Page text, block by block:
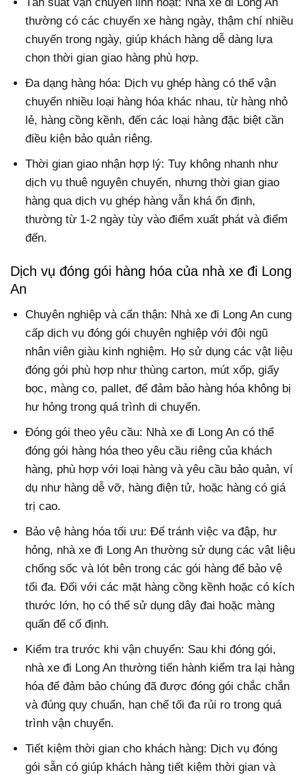
thường có các chuyến xe hàng ngày, thậm chí nhiều
chuyến trong ngày, giúp khách hàng dễ dàng lựa
chọn thời gian giao hàng phù hợp.
Đa dạng hàng hóa: Dịch vụ ghép hàng có thể vận
chuyển nhiều loại hàng hóa khác nhau, từ hàng nhỏ
lẻ, hàng cồng kềnh, đến các loại hàng đặc biệt cần
điều kiện bảo quản riêng.
Thời gian giao nhận hợp lý: Tuy không nhanh như
dịch vụ thuê nguyên chuyến, nhưng thời gian giao
hàng qua dịch vụ ghép hàng vẫn khá ổn định,
thường từ 1-2 ngày tùy vào điểm xuất phát và điểm
đến.
Dịch vụ đóng gói hàng hóa của nhà xe đi Long
An
Chuyên nghiệp và cẩn thận: Nhà xe đi Long An cung
cấp dịch vụ đóng gói chuyên nghiệp với đội ngũ
nhân viên giàu kinh nghiệm. Họ sử dụng các vật liệu
đóng gói phù hợp như thùng carton, mút xốp, giấy
bọc, màng co, pallet, để đảm bảo hàng hóa không bị
hư hỏng trong quá trình di chuyển.
Đóng gói theo yêu cầu: Nhà xe đi Long An có thể
đóng gói hàng hóa theo yêu cầu riêng của khách
hàng, phù hợp với loại hàng và yêu cầu bảo quản, ví
dụ như hàng dễ vỡ, hàng điện tử, hoặc hàng có giá
trị cao.
Bảo vệ hàng hóa tối ưu: Để tránh việc va đập, hư
hỏng, nhà xe đi Long An thường sử dụng các vật liệu
chống sốc và lót bên trong các gói hàng để bảo vệ
tối đa. Đối với các mặt hàng cồng kềnh hoặc có kích
thước lớn, họ có thể sử dụng dây đai hoặc màng
quấn để cố định.
Kiểm tra trước khi vận chuyển: Sau khi đóng gói,
nhà xe đi Long An thường tiến hành kiểm tra lại hàng
hóa để đảm bảo chúng đã được đóng gói chắc chắn
và đúng quy chuẩn, hạn chế tối đa rủi ro trong quá
trình vận chuyển.
Tiết kiệm thời gian cho khách hàng: Dịch vụ đóng
gói sẵn có giúp khách hàng tiết kiệm thời gian và